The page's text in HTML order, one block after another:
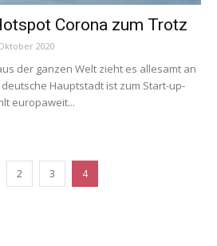
Corona zum Trotz
2020
der ganzen Welt zieht es allesamt an
Hauptstadt ist zum Start-up-
europaweit...
2 3 4